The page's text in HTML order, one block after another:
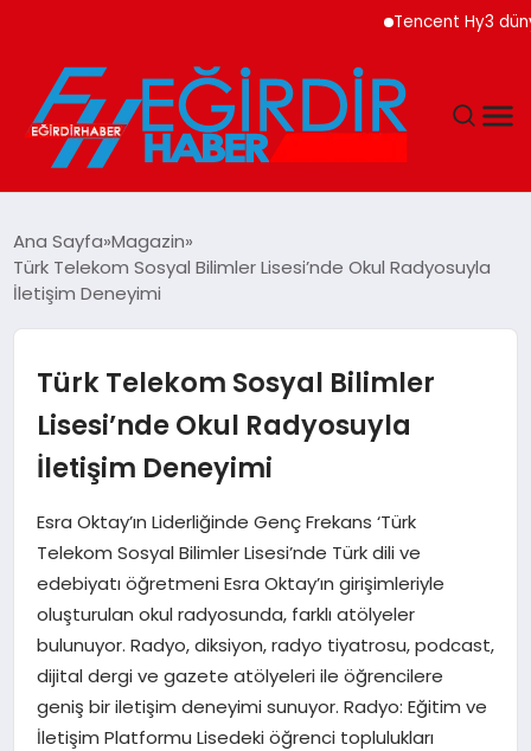
Tencent Hy3
EĞITIM
MAGAZIN
SIYASET
SPOR
TEKNOLOJI
YAŞAM
Ana Sayfa Magazin
Türk Telekom Sosyal Bilimler Lisesi’nde Okul Radyosuyla
İletişim Deneyimi
Türk Telekom Sosyal Bilimler
Lisesi’nde Okul Radyosuyla
İletişim Deneyimi
Esra Oktay’ın Liderliğinde Genç Frekans ‘Türk
Telekom Sosyal Bilimler Lisesi’nde Türk dili ve
edebiyatı öğretmeni Esra Oktay’ın girişimleriyle
oluşturulan okul radyosunda, farklı atölyeler
bulunuyor. Radyo, diksiyon, radyo tiyatrosu, podcast,
dijital dergi ve gazete atölyeleri ile öğrencilere
geniş bir iletişim deneyimi sunuyor. Radyo: Eğitim ve
İletişim Platformu Lisedeki öğrenci toplulukları